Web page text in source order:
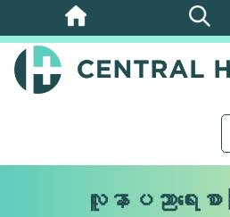
အဓိက
အကြောင်းအရာ
သို့
လူနာပညာရေး